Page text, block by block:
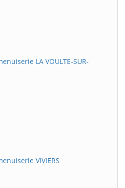
LA VOULTE-SUR-
VIVIERS